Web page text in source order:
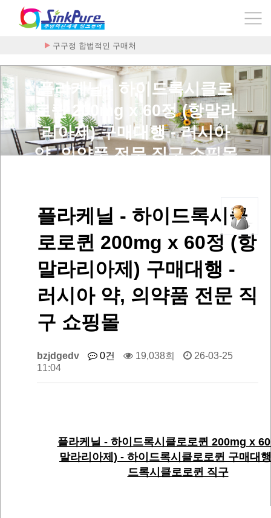
구구정 합법적인 구매처
플라케닐 - 하이드록시클로
로퀸 200mg x 60정 (항말라
리아제) 구매대행 - 러시아
약, 의약품 전문 직구 쇼핑몰
플라케닐 - 하이드록시클
로로퀸 200mg x 60정 (항
말라리아제) 구매대행 -
러시아 약, 의약품 전문 직
구 쇼핑몰
bzjdgedv 0건 19,038회
26-03-25
11:04
플라케닐 - 하이드록시클로로퀸 200mg x
말라리아제) - 하이드록시클로로퀸 구매대
드록시클로로퀸 직구